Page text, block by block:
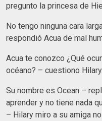
pregunto la princesa de
No tengo ninguna cara
respondió Acua de mal
Acua te conozco ¿Qué
océano? – cuestiono Hilary.
Su nombre es Ocean –
aprender y no tiene nada
– Hilary miro a su amiga